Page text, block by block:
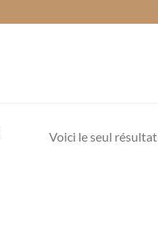
Voici le seul résultat